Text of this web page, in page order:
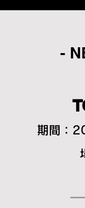
-
期間：